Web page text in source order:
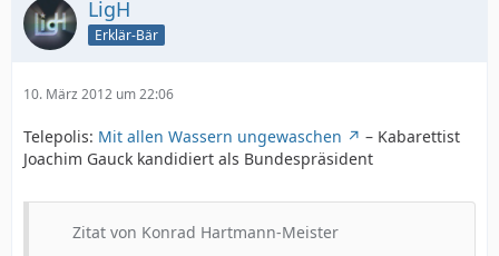
LigH
Erklär-Bär
10. März 2012 um 22:06
Telepolis: Mit allen Wassern ungewaschen
– Kabarettist
Joachim Gauck kandidiert als Bundespräsident
Zitat von Konrad Hartmann-Meister